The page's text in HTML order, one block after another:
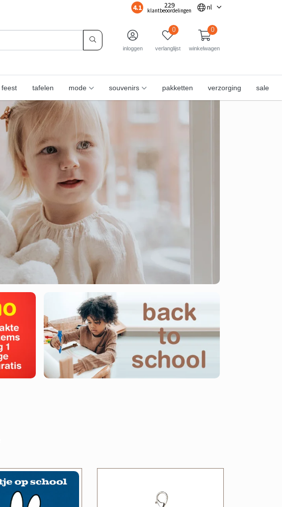
4.1 229
klantbeoordelingen nl
inloggen
0
verlanglijst
0
winkelwagen
feest tafelen mode souvenirs pakketten verzorging sale